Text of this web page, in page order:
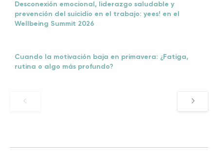
Desconexión emocional, liderazgo saludable y
prevención del suicidio en el trabajo: yees! en el
Wellbeing Summit 2026
Cuando la motivación baja en primavera: ¿Fatiga,
rutina o algo más profundo?